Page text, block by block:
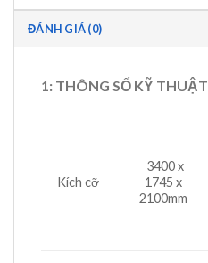
ĐÁNH GIÁ (0)
1: THÔNG SỐ KỸ THUẬT
Kích cỡ
3400 x
1745 x
2100mm